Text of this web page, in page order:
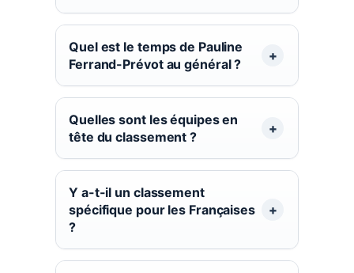
Quel est le temps de Pauline
Ferrand-Prévot au général ?
Quelles sont les équipes en
tête du classement ?
Y a-t-il un classement
spécifique pour les Françaises
?